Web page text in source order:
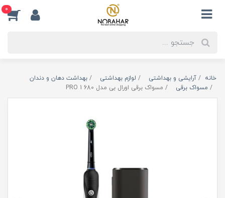
0
خانه آرایشی و بهداشتی لوازم بهداشتی
بهداشت دهان و دندان
مسواک برقی
مسواک برقی اورال بی مدل PRO 1 680